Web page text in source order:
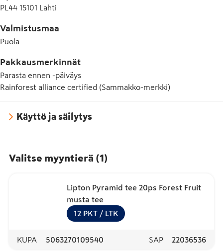
PL44 15101 Lahti
Valmistusmaa
Puola
Pakkausmerkinnät
Parasta ennen -päiväys
Rainforest alliance certified (Sammakko-merkki)
Käyttö ja säilytys
Valitse myyntierä (1)
Lipton Pyramid tee 20ps Forest Fruit
musta tee
12 PKT / LTK
KUPA 5063270109540 SAP 22036536